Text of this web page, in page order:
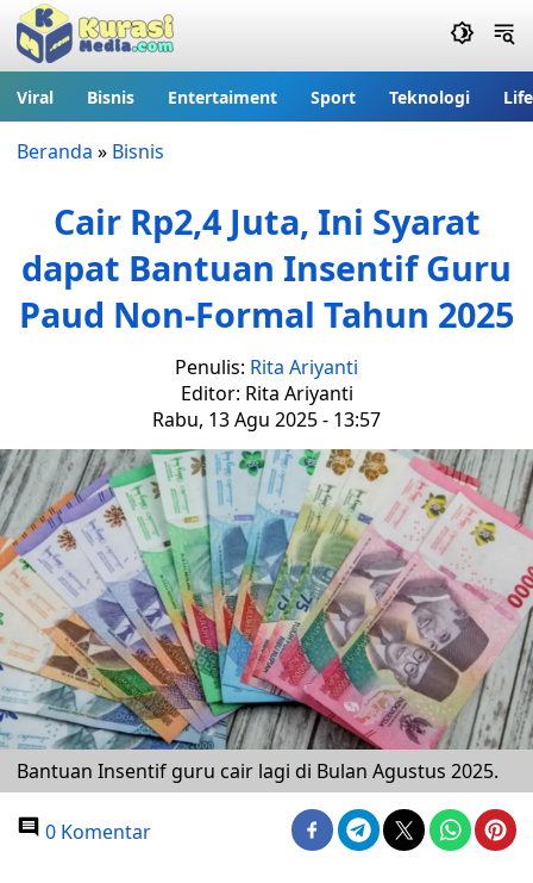
Viral Bisnis Entertaiment Sport Teknologi
Beranda » Bisnis
Cair Rp2,4 Juta, Ini Syarat
dapat Bantuan Insentif Guru
Paud Non-Formal Tahun 2025
Penulis: Rita Ariyanti
Editor: Rita Ariyanti
Rabu, 13 Agu 2025 - 13:57
Bantuan Insentif guru cair lagi di Bulan Agustus 2025.
0 Komentar